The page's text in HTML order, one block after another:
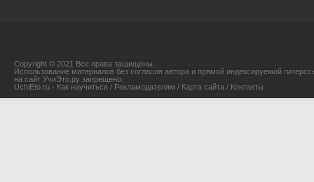
Copyright © 2021 Все права защищены.
Использование материалов без согласия автора и прямой индексируемой
на сайт УчиЭто.ру запрещено.
UchiEto.ru - Как научиться / Рекламодателям / Карта сайта / Контакты